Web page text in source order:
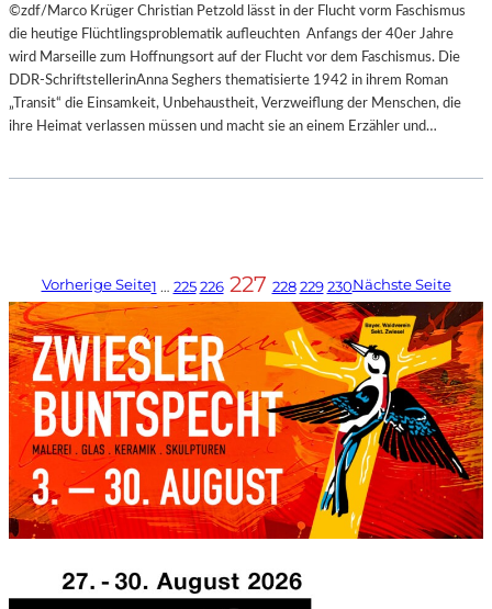
©zdf/Marco Krüger Christian Petzold lässt in der Flucht vorm Faschismus
die heutige Flüchtlingsproblematik aufleuchten Anfangs der 40er Jahre
wird Marseille zum Hoffnungsort auf der Flucht vor dem Faschismus. Die
DDR-SchriftstellerinAnna Seghers thematisierte 1942 in ihrem Roman
„Transit“ die Einsamkeit, Unbehaustheit, Verzweiflung der Menschen, die
ihre Heimat verlassen müssen und macht sie an einem Erzähler und…
Vorherige Seite1 … 225 226 227 228 229 230Nächste Seite